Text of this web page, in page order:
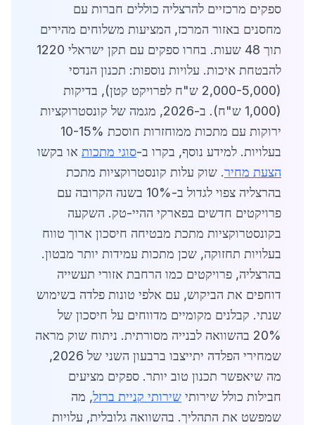
ספקים מרכזיים להרצליה כוללים חברות עם
מחסנים באזור המרכז, המציעות משלוחים מהירים
תוך 48 שעות. בחרו ספקים עם תקן ישראלי 1220
להבטחת איכות. עלויות נוספות: תכנון הנדסי
(2,000-5,000 ש"ח לפרויקט קטן), בדיקות
(1,000 ש"ח). ב-2026, מגמה של קונסטרוקציות
ירוקות עם מתכות ממוחזרות חוסכת 10-15%
בעלויות. למידע נוסף, בקרו ב-סוגי מתכות או בקשו
הצעת מחיר. שוק עלות קונסטרוקציות מתכת
בהרצליה צפוי לגדול ב-10% בשנה הקרובה עם
פרויקטים חדשים בפארקי ההיי-טק. השקעה
בקונסטרוקציות מתכת מבטיחה חיסכון ארוך טווח
בעלויות תחזוקה, שכן מתכות עמידות יותר מבטון.
בהרצליה, פרויקטים כמו הרחבת אזורי תעשייה
דוחפים את הביקוש, עם אלפי טונות פלדה בשימוש
שנתי. קבלנים מקומיים מדווחים על חיסכון של
20% בהשוואה לבנייה מסורתית. ניתוח שוק מראה
שמחירי הפלדה יתייצבו ברבעון השני של 2026,
מה שיאפשר תכנון טוב יותר. ספקים מציעים
חבילות כולל שירותי שירותי קניית ברזל, מה
שמפשט את התהליך. בהשוואה גלובלית, עלויות